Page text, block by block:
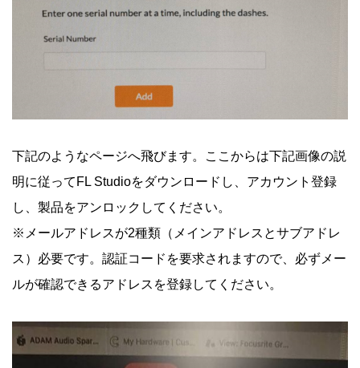
下記のようなページへ飛びます。ここからは下記画像の説
明に従ってFL Studioをダウンロードし、アカウント登録
し、製品をアンロックしてください。
※メールアドレスが2種類（メインアドレスとサブアドレ
ス）必要です。認証コードを要求されますので、必ずメー
ルが確認できるアドレスを登録してください。